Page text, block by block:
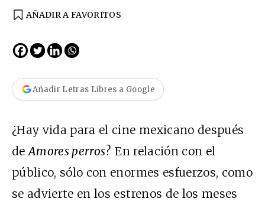
AÑADIR A FAVORITOS
Añadir Letras Libres a Google
¿Hay vida para el cine mexicano después
deAmores perros? En relación con el
público, sólo con enormes esfuerzos, como
se advierte en los estrenos de los meses